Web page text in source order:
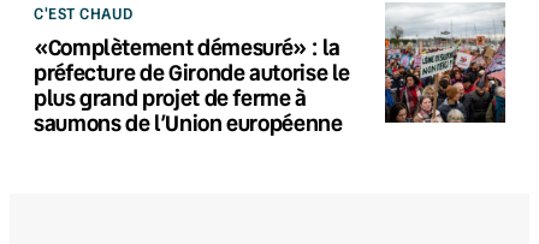
C'EST CHAUD
«Complètement démesuré» : la
préfecture de Gironde autorise le
plus grand projet de ferme à
saumons de l’Union européenne